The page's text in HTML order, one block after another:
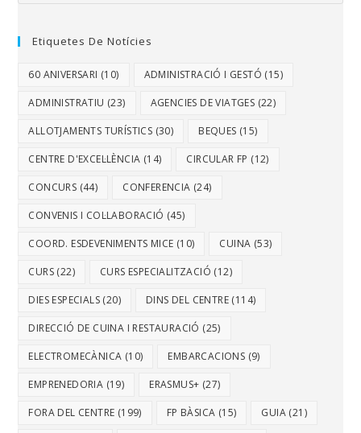
Etiquetes De Notícies
60 ANIVERSARI (10) ADMINISTRACIÓ I GESTÓ (15)
ADMINISTRATIU (23) AGENCIES DE VIATGES (22)
ALLOTJAMENTS TURÍSTICS (30) BEQUES (15)
CENTRE D'EXCEL·LÈNCIA (14) CIRCULAR FP (12)
CONCURS (44) CONFERENCIA (24)
CONVENIS I COL·LABORACIÓ (45)
COORD. ESDEVENIMENTS MICE (10) CUINA (53)
CURS (22) CURS ESPECIALITZACIÓ (12)
DIES ESPECIALS (20) DINS DEL CENTRE (114)
DIRECCIÓ DE CUINA I RESTAURACIÓ (25)
ELECTROMECÀNICA (10) EMBARCACIONS (9)
EMPRENEDORIA (19) ERASMUS+ (27)
FORA DEL CENTRE (199) FP BÀSICA (15) GUIA (21)